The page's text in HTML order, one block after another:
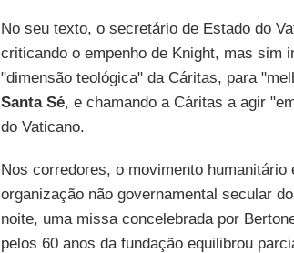
No seu texto, o secretário de Estado do
criticando o empenho de Knight, mas sim
"dimensão teológica" da Cáritas, para
Santa Sé, e chamando a Cáritas a agir
do Vaticano.
Nos corredores, o movimento
organização não governamental secular
noite, uma missa concelebrada por
pelos 60 anos da fundação equilibrou